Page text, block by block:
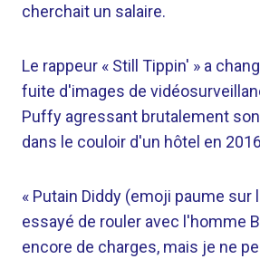
cherchait un salaire.
Le rappeur « Still Tippin' » a
fuite d'images de
Puffy agressant brutalement
dans le couloir d'un hôtel en
« Putain Diddy (emoji paume sur
essayé de rouler avec l'homme
encore de charges, mais je ne